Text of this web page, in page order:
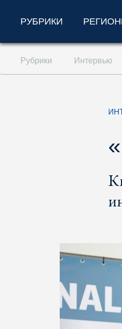
Перейти к
Перейти к поиску
РУБРИКИ
Рубрики Интервью